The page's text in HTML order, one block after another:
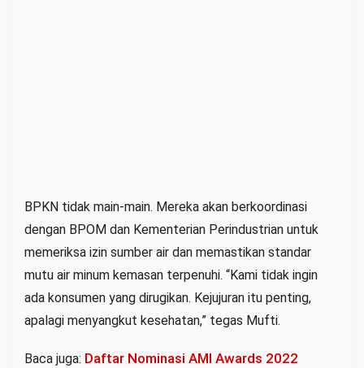
BPKN tidak main-main. Mereka akan berkoordinasi
dengan BPOM dan Kementerian Perindustrian untuk
memeriksa izin sumber air dan memastikan standar
mutu air minum kemasan terpenuhi. “Kami tidak ingin
ada konsumen yang dirugikan. Kejujuran itu penting,
apalagi menyangkut kesehatan,” tegas Mufti.
Baca juga: Daftar Nominasi AMI Awards 2022